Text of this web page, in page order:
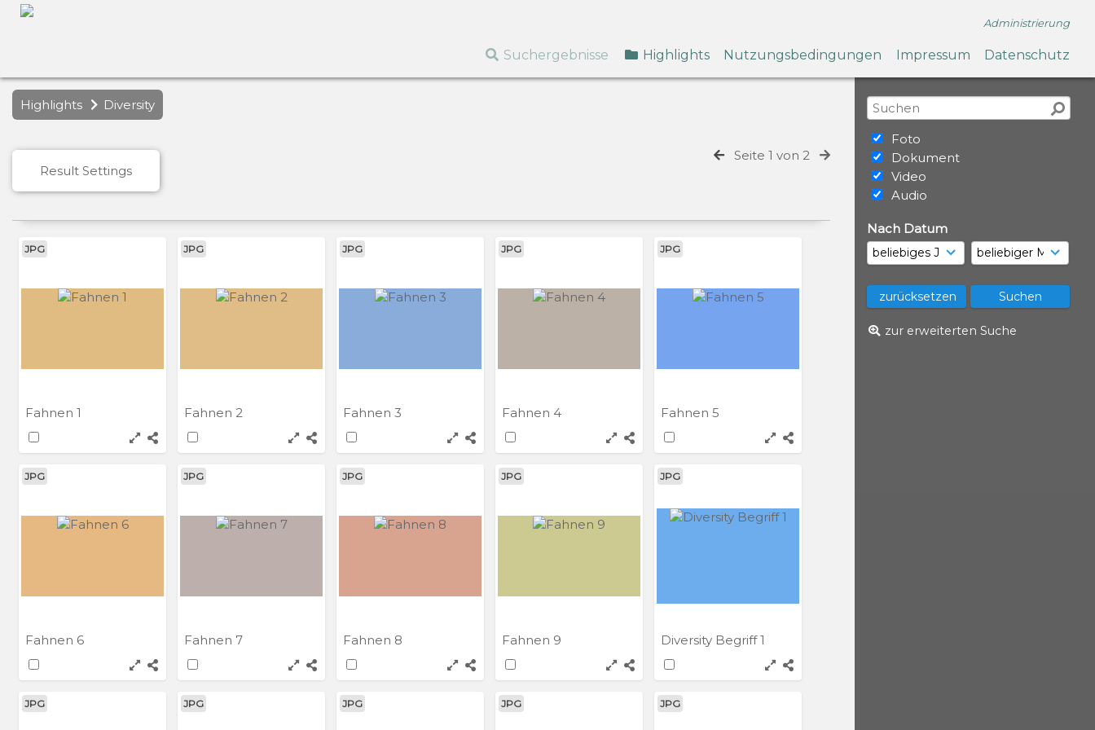
Administrierung
Suchergebnisse Highlights Nutzungsbedingungen Impressum Datenschutz
Foto
Dokument
Video
Audio
Nach Datum
zur erweiterten Suche
Highlights Diversity
Result Settings
Seite 1 von 2
JPG
Fahnen 1
JPG
Fahnen 2
JPG
Fahnen 3
JPG
Fahnen 4
JPG
Fahnen 5
JPG
Fahnen 6
JPG
Fahnen 7
JPG
Fahnen 8
JPG
Fahnen 9
JPG
Diversity Begriff 1
JPG JPG JPG JPG JPG